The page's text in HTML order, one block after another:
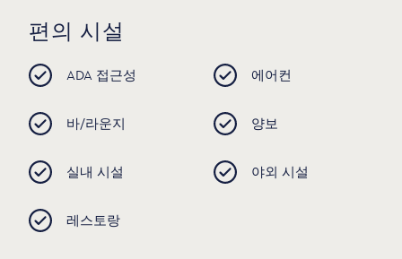
편의 시설
ADA 접근성 에어컨
바/라운지 양보
실내 시설 야외 시설
레스토랑